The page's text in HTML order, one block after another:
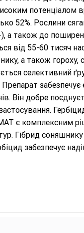
потенціалом
52%. Рослини
а також до
від 55-60 тисяч
а також гороху,
селективний
забезпечує
Він добре
є комплексним
Гібрид соняшнику
забезпечує